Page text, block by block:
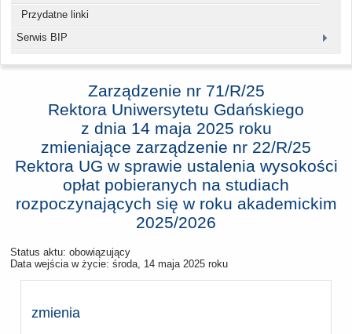
Przydatne linki
Serwis BIP
Zarządzenie nr 71/R/25
Rektora Uniwersytetu Gdańskiego
z dnia 14 maja 2025 roku
zmieniające zarządzenie nr 22/R/25
Rektora UG w sprawie ustalenia wysokości
opłat pobieranych na studiach
rozpoczynających się w roku akademickim
2025/2026
Status aktu: obowiązujący
Data wejścia w życie: środa, 14 maja 2025 roku
zmienia